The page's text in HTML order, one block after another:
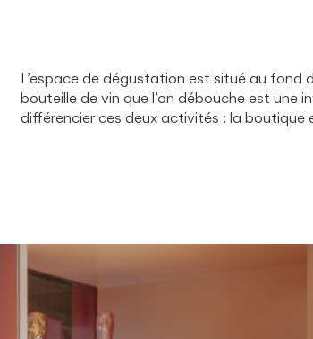
L’espace de dégustation est situé au fond
bouteille de vin que l’on débouche est une
différencier ces deux activités : la boutique